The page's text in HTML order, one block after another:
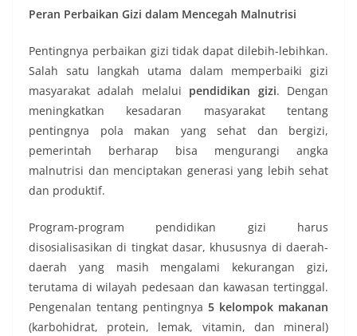
Peran Perbaikan Gizi dalam Mencegah Malnutrisi
Pentingnya perbaikan gizi tidak dapat dilebih-lebihkan.
Salah satu langkah utama dalam memperbaiki gizi
masyarakat adalah melalui pendidikan gizi. Dengan
meningkatkan kesadaran masyarakat tentang
pentingnya pola makan yang sehat dan bergizi,
pemerintah berharap bisa mengurangi angka
malnutrisi dan menciptakan generasi yang lebih sehat
dan produktif.
Program-program pendidikan gizi harus
disosialisasikan di tingkat dasar, khususnya di daerah-
daerah yang masih mengalami kekurangan gizi,
terutama di wilayah pedesaan dan kawasan tertinggal.
Pengenalan tentang pentingnya 5 kelompok makanan
(karbohidrat, protein, lemak, vitamin, dan mineral)